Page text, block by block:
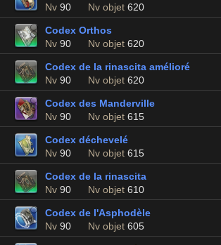
Nv 90 Nv objet 620
Codex Orthos
Nv 90 Nv objet 620
Codex de la rinascita amélioré
Nv 90 Nv objet 620
Codex des Manderville
Nv 90 Nv objet 615
Codex déchevelé
Nv 90 Nv objet 615
Codex de la rinascita
Nv 90 Nv objet 610
Codex de l'Asphodèle
Nv 90 Nv objet 605